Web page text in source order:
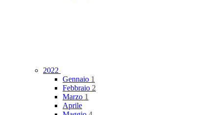
2022
Gennaio 1
Febbraio 2
Marzo 1
Aprile